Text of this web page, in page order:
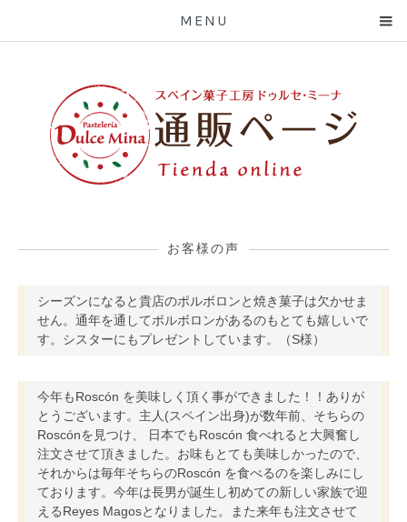
MENU
お客様の声
シーズンになると貴店のポルボロンと焼き菓子は欠かせま
せん。通年を通してポルボロンがあるのもとても嬉しいで
す。シスターにもプレゼントしています。（S様）
今年もRoscón を美味しく頂く事ができました！！ありが
とうございます。主人(スペイン出身)が数年前、そちらの
Roscónを見つけ、 日本でもRoscón 食べれると大興奮し
注文させて頂きました。お味もとても美味しかったので、
それからは毎年そちらのRoscón を食べるのを楽しみにし
ております。今年は長男が誕生し初めての新しい家族で迎
えるReyes Magosとなりました。また来年も注文させて